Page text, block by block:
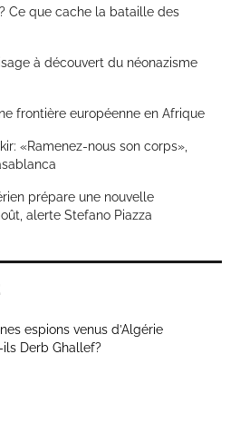
Ce que cache la bataille des
à découvert du néonazisme
frontière européenne en Afrique
«Ramenez-nous son corps»,
prépare une nouvelle
alerte Stefano Piazza
espions venus d’Algérie
Derb Ghallef?